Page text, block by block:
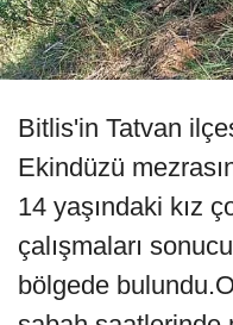
Bitlis'in Tatvan
Ekindüzü
14 yaşındaki kız
çalışmaları
bölgede